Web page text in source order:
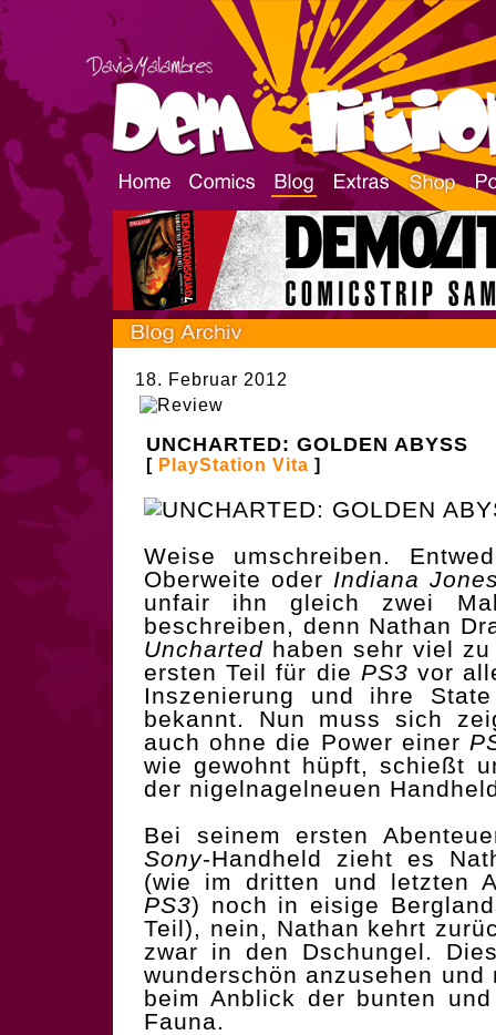
18. Februar 2012
UNCHARTED: GOLDEN ABYSS
[ PlayStation Vita ]
Weise umschreiben.
Oberweite oder Indiana
unfair ihn gleich zwei
beschreiben, denn Nathan
Uncharted haben sehr viel
ersten Teil für die PS3 vor
Inszenierung und ihre
bekannt. Nun muss sich
auch ohne die Power einer
wie gewohnt hüpft, schießt
der nigelnagelneuen
Bei seinem ersten
Sony-Handheld zieht es
(wie im dritten und letzten
PS3) noch in eisige
Teil), nein, Nathan kehrt
zwar in den Dschungel.
wunderschön anzusehen
beim Anblick der bunten
Fauna.